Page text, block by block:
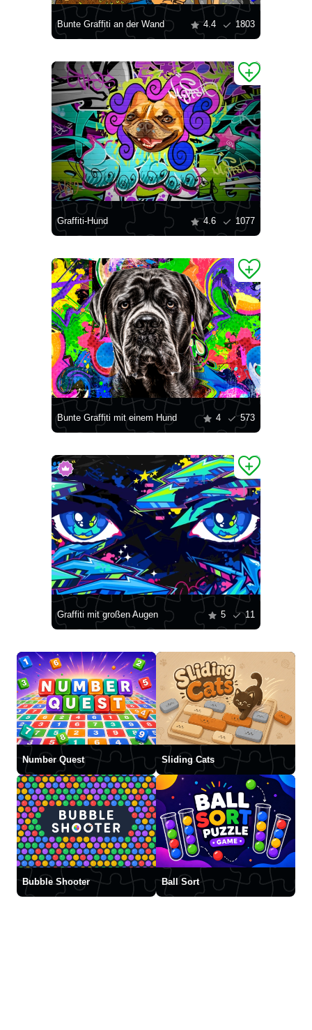
Bunte Graffiti an der Wand 4.4 1803
Graffiti-Hund 4.6 1077
Bunte Graffiti mit einem Hund 4 573
Graffiti mit großen Augen 5 11
Number Quest Sliding Cats
Bubble Shooter Ball Sort